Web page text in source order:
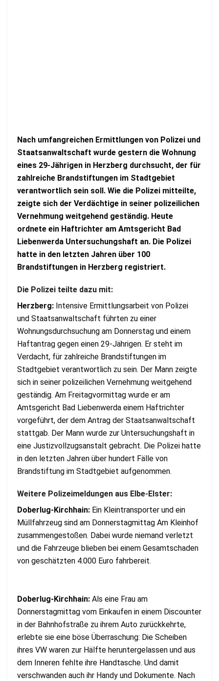
Nach umfangreichen Ermittlungen von Polizei und
Staatsanwaltschaft wurde gestern die Wohnung
eines 29-Jährigen in Herzberg durchsucht, der für
zahlreiche Brandstiftungen im Stadtgebiet
verantwortlich sein soll. Wie die Polizei mitteilte,
zeigte sich der Verdächtige in seiner polizeilichen
Vernehmung weitgehend geständig. Heute
ordnete ein Haftrichter am Amtsgericht Bad
Liebenwerda Untersuchungshaft an. Die Polizei
hatte in den letzten Jahren über 100
Brandstiftungen in Herzberg registriert.
Die Polizei teilte dazu mit:
Herzberg: Intensive Ermittlungsarbeit von Polizei
und Staatsanwaltschaft führten zu einer
Wohnungsdurchsuchung am Donnerstag und einem
Haftantrag gegen einen 29-Jährigen. Er steht im
Verdacht, für zahlreiche Brandstiftungen im
Stadtgebiet verantwortlich zu sein. Der Mann zeigte
sich in seiner polizeilichen Vernehmung weitgehend
geständig. Am Freitagvormittag wurde er am
Amtsgericht Bad Liebenwerda einem Haftrichter
vorgeführt, der dem Antrag der Staatsanwaltschaft
stattgab. Der Mann wurde zur Untersuchungshaft in
eine Justizvollzugsanstalt gebracht. Die Polizei hatte
in den letzten Jahren über hundert Fälle von
Brandstiftung im Stadtgebiet aufgenommen.
Weitere Polizeimeldungen aus Elbe-Elster:
Doberlug-Kirchhain: Ein Kleintransporter und ein
Müllfahrzeug sind am Donnerstagmittag Am Kleinhof
zusammengestoßen. Dabei wurde niemand verletzt
und die Fahrzeuge blieben bei einem Gesamtschaden
von geschätzten 4.000 Euro fahrbereit.
Doberlug-Kirchhain: Als eine Frau am
Donnerstagmittag vom Einkaufen in einem Discounter
in der Bahnhofstraße zu ihrem Auto zurückkehrte,
erlebte sie eine böse Überraschung: Die Scheiben
ihres VW waren zur Hälfte heruntergelassen und aus
dem Inneren fehlte ihre Handtasche. Und damit
verschwanden auch ihr Handy und Dokumente. Nach